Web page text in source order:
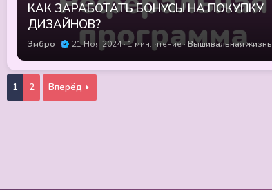
КАК ЗАРАБОТАТЬ БОНУСЫ НА ПОКУПКУ
ДИЗАЙНОВ?
Эмбро 21 Ноя 2024 1 мин. чтение Вышивальная жизнь
1 2 Вперёд